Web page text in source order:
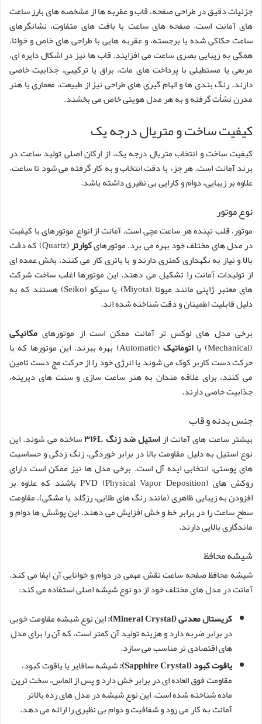
جزئیات دقیق در طراحی صفحه، قاب و عقربه ها از مشخصه های بارز ساعت
های آمانت است. صفحه های ساعت با بافت های متفاوت، نشانگرهای
ساعت حکاکی شده یا برجسته، و عقربه هایی با طراحی های خاص و خوانا،
همگی به زیبایی بصری ساعت می افزایند. قاب ها نیز در اشکال دایره ای،
مربعی یا مستطیلی با پرداخت های مات، براق یا ترکیبی، جذابیت خاصی
دارند. رنگ بندی ها و الهام گیری های طراحی نیز از طبیعت، معماری یا هنر
مدرن نشأت گرفته و به هر مدل هویتی خاص می بخشند.
کیفیت ساخت و متریال درجه یک
کیفیت ساخت و انتخاب متریال درجه یک، از ارکان اصلی تولید ساعت در
برند آمانت است. هر جزء با دقت انتخاب و به کار گرفته می شود تا ساعت،
علاوه بر زیبایی، دوام و کارایی بی نظیری داشته باشد.
نوع موتور
موتور، قلب تپنده هر ساعت مچی است. آمانت از انواع موتورهای با کیفیت
در مدل های مختلف خود بهره می برد. موتورهایکوارتز
(Quartz) که دقت
بالا و نیاز به نگهداری کمتری دارند و با باتری کار می کنند، بخش عمده ای
از تولیدات آمانت را تشکیل می دهند. این موتورها اغلب ساخت شرکت
های معتبر ژاپنی مانند میوتا (Miyota) یا سیکو (Seiko) هستند که به
دلیل قابلیت اطمینان و دقت شناخته شده اند.
برخی مدل های لوکس تر آمانت ممکن است از موتورهای مکانیکی
(Mechanical) یا
اتوماتیک
(Automatic) بهره ببرند. این موتورها که با
حرکت دست کاربر کوک می شوند یا انرژی خود را از حرکت مچ دست تامین
می کنند، برای علاقه مندان به هنر ساعت سازی و سنت های دیرینه،
جذابیت خاصی دارند.
جنس بدنه و قاب
بیشتر ساعت های آمانت ازاستیل ضد زنگ ۳۱۶L
ساخته می شوند. این
نوع استیل به دلیل مقاومت بالا در برابر خوردگی، زنگ زدگی و حساسیت
های پوستی، انتخابی ایده آل است. برخی مدل ها نیز ممکن است دارای
روکش های PVD (Physical Vapor Deposition) باشند که علاوه بر
افزودن به زیبایی ظاهری (مانند رنگ های طلایی، رزگلد یا مشکی)، مقاومت
سطح ساعت را در برابر خط و خش افزایش می دهند. این پوشش ها دوام و
ماندگاری بالایی دارند.
شیشه محافظ
شیشه محافظ صفحه ساعت نقش مهمی در دوام و خوانایی آن ایفا می کند.
آمانت در مدل های مختلف خود از دو نوع شیشه اصلی استفاده می کند:
کریستال معدنی (Mineral Crystal):
این نوع شیشه مقاومت خوبی
در برابر ضربه دارد و هزینه تولید آن کمتر است، که آن را برای مدل
های اقتصادی تر مناسب می سازد.
یاقوت کبود (Sapphire Crystal):
شیشه سافایر یا یاقوت کبود،
مقاومت فوق العاده ای در برابر خش دارد و پس از الماس، سخت ترین
ماده شناخته شده است. این نوع شیشه در مدل های رده بالاتر
آمانت به کار می رود و شفافیت و دوام بی نظیری را ارائه می دهد.